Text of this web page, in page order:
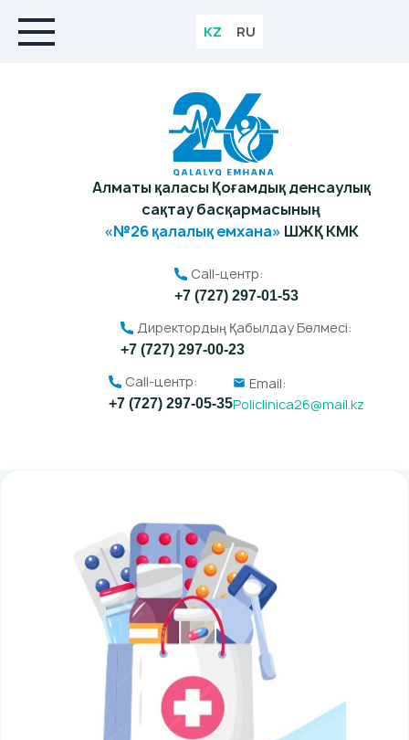
KZ RU
Алматы қаласы Қоғамдық денсаулық
сақтау басқармасының
«№26 қалалық емхана» ШЖҚ КМК
Call-центр:
+7 (727) 297-01-53
Директордың Қабылдау Бөлмесі:
+7 (727) 297-00-23
Call-центр:
+7 (727) 297-05-35
Email:
Policlinica26@mail.kz